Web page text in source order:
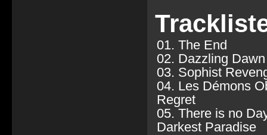
01. The End
02. Dazzling Dawn
03. Sophist
04. Les Démons
Regret
05. There is no
Darkest Paradise